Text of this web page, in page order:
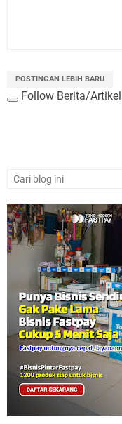
POSTINGAN LEBIH BARU
Follow Berita/